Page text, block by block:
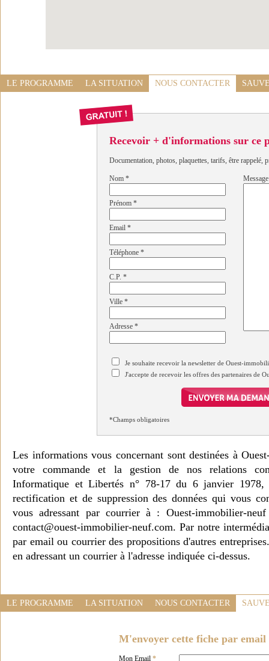
LE PROGRAMME LA SITUATION NOUS CONTACTER
Recevoir + d'informations sur ce
Documentation, photos, plaquettes, tarifs, être rappelé,
Nom *
Prénom *
Email *
Téléphone *
C.P. *
Ville *
Adresse *
Message
Je souhaite recevoir la newsletter de Ouest-
J'accepte de recevoir les offres des partenaires de
*Champs obligatoires
Les informations vous concernant sont destinées à
votre commande et la gestion de nos relations
Informatique et Libertés n° 78-17 du 6 janvier 1978,
rectification et de suppression des données qui vous
vous adressant par courrier à : Ouest-immobilier-
contact@ouest-immobilier-neuf.com. Par notre
par email ou courrier des propositions d'autres
en adressant un courrier à l'adresse indiquée ci-dessus.
LE PROGRAMME LA SITUATION NOUS CONTACTER
M'envoyer cette fiche par email
Mon Email *